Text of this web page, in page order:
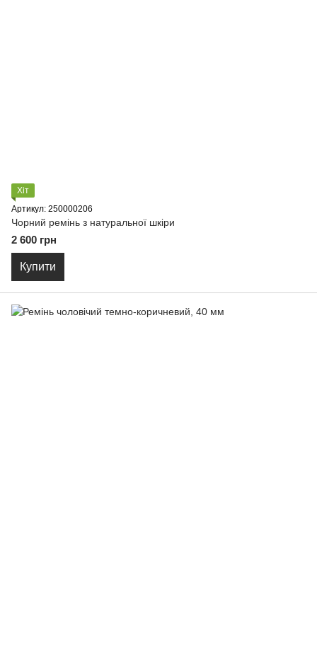
Хіт
Артикул: 250000206
Чорний ремінь з натуральної шкіри
2 600 грн
Купити